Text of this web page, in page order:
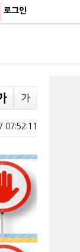
로그인
07:52:11